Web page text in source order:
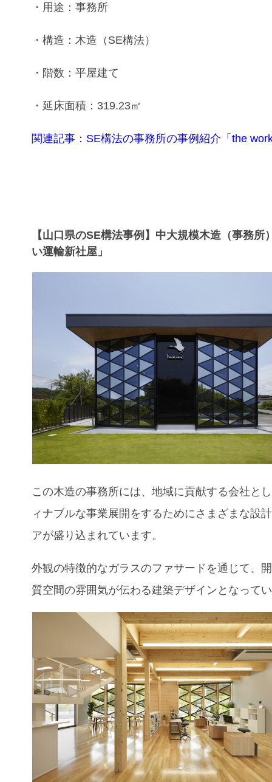
・用途：事務所
・構造：木造（SE構法）
・階数：平屋建て
・延床面積：319.23㎡
関連記事：SE構法の事務所の事例紹介「the
【山口県のSE構法事例】中大規模木造（事務所
い運輸新社屋」
この木造の事務所には、地域に貢献する会社と
ィナブルな事業展開をするためにさまざまな設
アが盛り込まれています。
外観の特徴的なガラスのファサードを通じて、
質空間の雰囲気が伝わる建築デザインとなって